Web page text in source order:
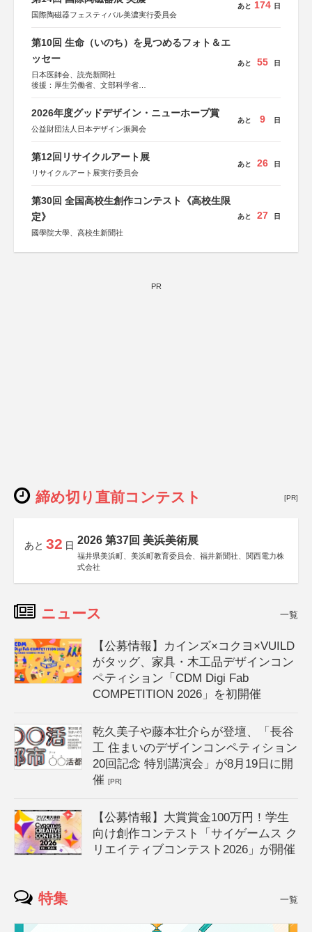
国際陶磁器フェスティバル美濃実行委員会
あと 174 日
第10回 生命（いのち）を見つめるフォト＆エ
ッセー
日本医師会、読売新聞社
後援：厚生労働省、文部科学省
しん生命保険株式会社
あと 55 日
2026年度グッドデザイン・ニューホープ賞
公益財団法人日本デザイン振興会
あと 9 日
第12回リサイクルアート展
リサイクルアート展実行委員会
あと 26 日
第30回 全国高校生創作コンテスト《高校生限
定》
國學院大學、高校生新聞社
あと 27 日
PR
締め切り直前コンテスト [PR]
あと 32 日 2026 第37回 美浜美術展
福井県美浜町、美浜町教育委員会、福井新聞社、関西電力株
式会社
ニュース 一覧
【公募情報】カインズ×コクヨ×VUILD
がタッグ、家具・木工品デザインコン
ペティション「CDM Digi Fab
COMPETITION 2026」を初開催
乾久美子や藤本壮介らが登壇、「長谷
工 住まいのデザインコンペティション
20回記念 特別講演会」が8月19日に開
催[PR]
【公募情報】大賞賞金100万円！学生
向け創作コンテスト「サイゲームス ク
リエイティブコンテスト2026」が開催
特集 一覧